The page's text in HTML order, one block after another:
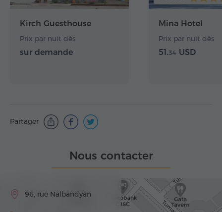
Kirch Guesthouse
Prix par nuit dès
sur demande
Mina Hotel
Prix par nuit dès
51.34 USD
Partager
Nous contacter
96, rue Nalbandyan